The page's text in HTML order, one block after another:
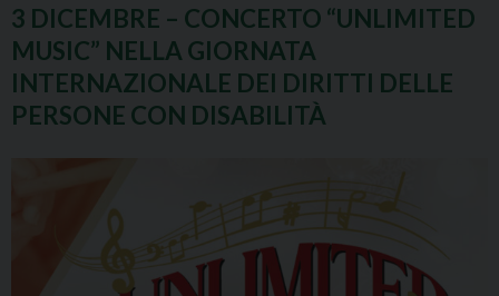
3 DICEMBRE – CONCERTO “UNLIMITED
MUSIC” NELLA GIORNATA
INTERNAZIONALE DEI DIRITTI DELLE
PERSONE CON DISABILITÀ